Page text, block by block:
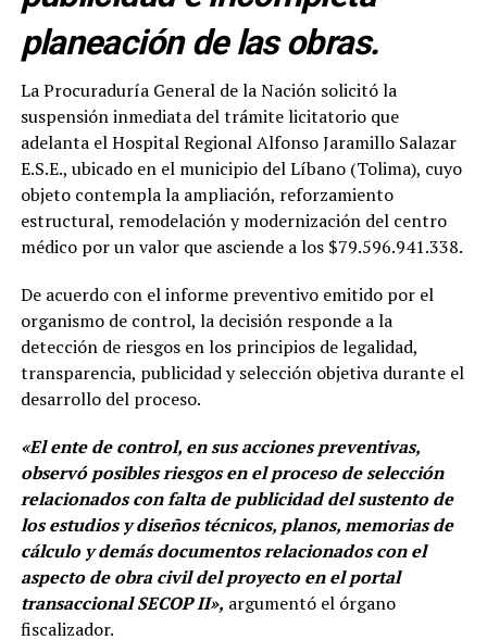
planeación de las obras.
La Procuraduría General de la Nación solicitó la
suspensión inmediata del trámite licitatorio que
adelanta el Hospital Regional Alfonso Jaramillo Salazar
E.S.E., ubicado en el municipio del Líbano (Tolima), cuyo
objeto contempla la ampliación, reforzamiento
estructural, remodelación y modernización del centro
médico por un valor que asciende a los $79.596.941.338.
De acuerdo con el informe preventivo emitido por el
organismo de control, la decisión responde a la
detección de riesgos en los principios de legalidad,
transparencia, publicidad y selección objetiva durante el
desarrollo del proceso.
«El ente de control, en sus acciones preventivas,
observó posibles riesgos en el proceso de selección
relacionados con falta de publicidad del sustento de
los estudios y diseños técnicos, planos, memorias de
cálculo y demás documentos relacionados con el
aspecto de obra civil del proyecto en el portal
transaccional SECOP II», argumentó el órgano
fiscalizador.